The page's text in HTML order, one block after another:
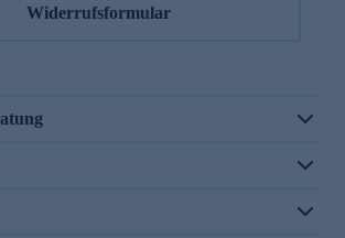
Widerrufsformular